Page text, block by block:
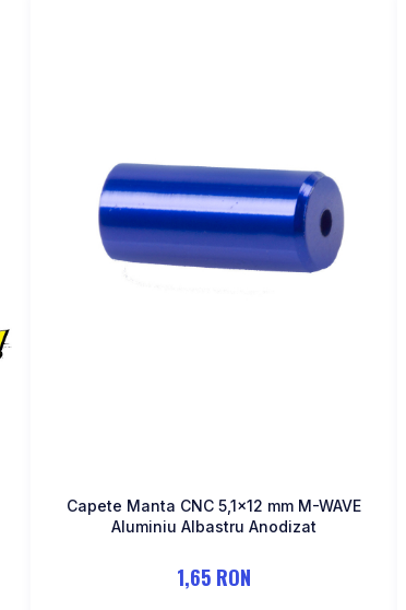
Capete Manta CNC 5,1x12 mm M-WAVE
Aluminiu Albastru Anodizat
1,65 RON